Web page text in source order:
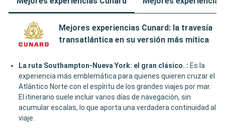
Mejores experiencias Cunard: la travesía
transatlántica en su versión más mítica
La ruta Southampton-Nueva York: el gran clásico. : Es la
experiencia más emblemática para quienes quieren cruzar el
Atlántico Norte con el espíritu de los grandes viajes por mar.
El itinerario suele incluir varios días de navegación, sin
acumular escalas, lo que aporta una verdadera continuidad al
viaje.